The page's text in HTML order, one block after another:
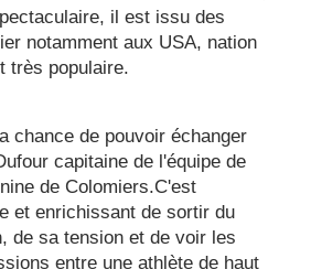
il est issu des
notamment aux USA, nation
très populaire.
chance de pouvoir échanger
capitaine de l'équipe de
de Colomiers.C'est
et enrichissant de sortir du
de sa tension et de voir les
entre une athlète de haut